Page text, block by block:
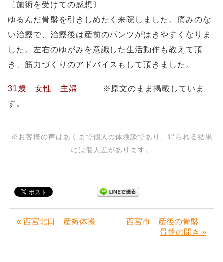
〔施術を受けての感想〕
ゆるんだ骨盤を引きしめたく来院しました。痛みのな
い治療で、治療後は産前のパンツがはきやすくなりま
した。左右のゆがみを意識した生活動作も教えて頂
き、筋力づくりのアドバイスもして頂きました。
31歳 女性 主婦
※原文のまま掲載していま
す。
※お客様の声はあくまで個人の体験談であり、得られる結果
には個人差があります。
« 西宮北口 産褥体操
西宮市 産後の骨盤
骨盤の開き »